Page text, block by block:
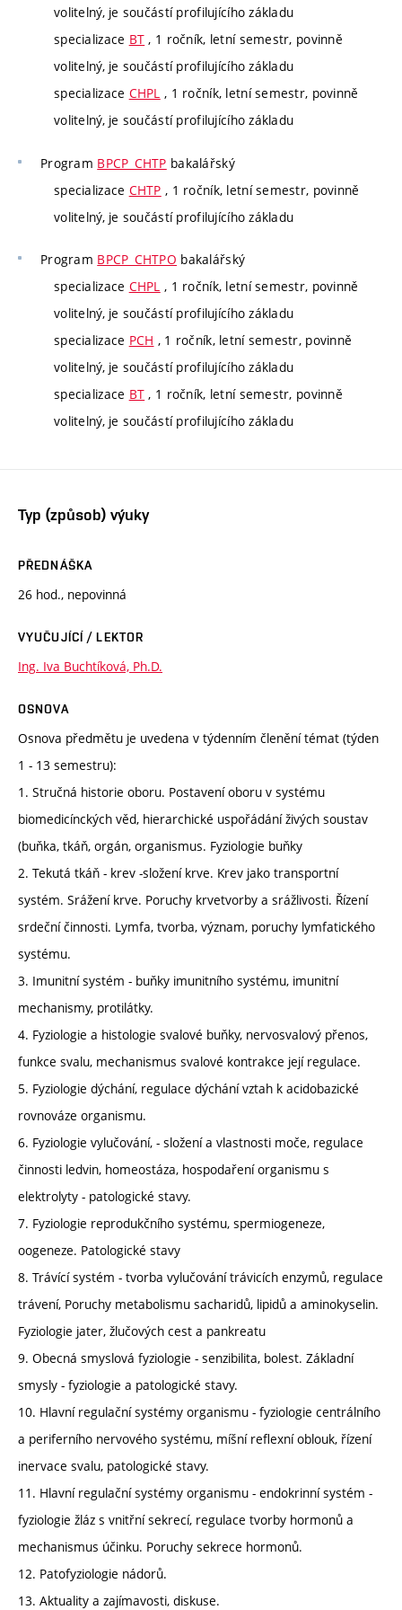
volitelný, je součástí profilujícího základu
specializace BT , 1 ročník, letní semestr, povinně
volitelný, je součástí profilujícího základu
specializace CHPL , 1 ročník, letní semestr, povinně
volitelný, je součástí profilujícího základu
Program BPCP_CHTP bakalářský
specializace CHTP , 1 ročník, letní semestr, povinně
volitelný, je součástí profilujícího základu
Program BPCP_CHTPO bakalářský
specializace CHPL , 1 ročník, letní semestr, povinně
volitelný, je součástí profilujícího základu
specializace PCH , 1 ročník, letní semestr, povinně
volitelný, je součástí profilujícího základu
specializace BT , 1 ročník, letní semestr, povinně
volitelný, je součástí profilujícího základu
Typ (způsob) výuky
PŘEDNÁŠKA
26 hod., nepovinná
VYUČUJÍCÍ / LEKTOR
Ing. Iva Buchtíková, Ph.D.
OSNOVA
Osnova předmětu je uvedena v týdenním členění témat (týden
1 - 13 semestru):
1. Stručná historie oboru. Postavení oboru v systému
biomedicínckých věd, hierarchické uspořádání živých soustav
(buňka, tkáň, orgán, organismus. Fyziologie buňky
2. Tekutá tkáň - krev -složení krve. Krev jako transportní
systém. Srážení krve. Poruchy krvetvorby a srážlivosti. Řízení
srdeční činnosti. Lymfa, tvorba, význam, poruchy lymfatického
systému.
3. Imunitní systém - buňky imunitního systému, imunitní
mechanismy, protilátky.
4. Fyziologie a histologie svalové buňky, nervosvalový přenos,
funkce svalu, mechanismus svalové kontrakce její regulace.
5. Fyziologie dýchání, regulace dýchání vztah k acidobazické
rovnováze organismu.
6. Fyziologie vylučování, - složení a vlastnosti moče, regulace
činnosti ledvin, homeostáza, hospodaření organismu s
elektrolyty - patologické stavy.
7. Fyziologie reprodukčního systému, spermiogeneze,
oogeneze. Patologické stavy
8. Trávící systém - tvorba vylučování trávicích enzymů, regulace
trávení, Poruchy metabolismu sacharidů, lipidů a aminokyselin.
Fyziologie jater, žlučových cest a pankreatu
9. Obecná smyslová fyziologie - senzibilita, bolest. Základní
smysly - fyziologie a patologické stavy.
10. Hlavní regulační systémy organismu - fyziologie centrálního
a periferního nervového systému, míšní reflexní oblouk, řízení
inervace svalu, patologické stavy.
11. Hlavní regulační systémy organismu - endokrinní systém -
fyziologie žláz s vnitřní sekrecí, regulace tvorby hormonů a
mechanismus účinku. Poruchy sekrece hormonů.
12. Patofyziologie nádorů.
13. Aktuality a zajímavosti, diskuse.